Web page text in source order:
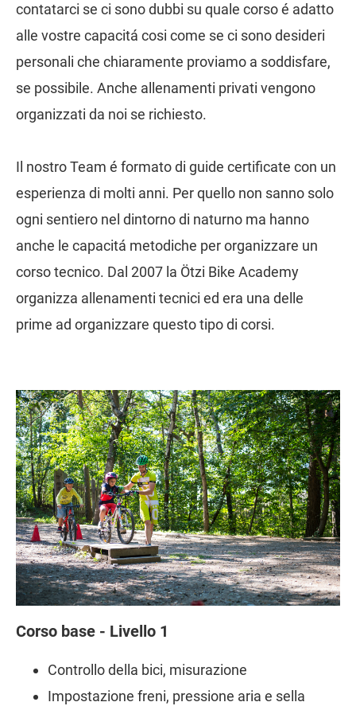
contatarci se ci sono dubbi su quale corso é adatto
alle vostre capacitá cosi come se ci sono desideri
personali che chiaramente proviamo a soddisfare,
se possibile. Anche allenamenti privati vengono
organizzati da noi se richiesto.
Il nostro Team é formato di guide certificate con un
esperienza di molti anni. Per quello non sanno solo
ogni sentiero nel dintorno di naturno ma hanno
anche le capacitá metodiche per organizzare un
corso tecnico. Dal 2007 la Ötzi Bike Academy
organizza allenamenti tecnici ed era una delle
prime ad organizzare questo tipo di corsi.
Corso base - Livello 1
Controllo della bici, misurazione
Impostazione freni, pressione aria e sella